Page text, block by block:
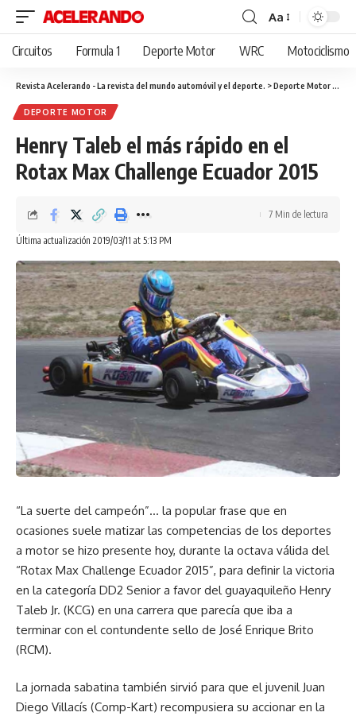
Cambiar
tamaño
fuente
Aa
Circuitos Formula 1 Deporte Motor WRC Motociclismo
Revista Acelerando - La revista del mundo automóvil y el deporte. >Deporte Motor
DEPORTE MOTOR
Henry Taleb el más rápido en el
Rotax Max Challenge Ecuador 2015
Última actualización 2019/03/11 at 5:13 PM
7 Min de lectura
“La suerte del campeón”… la popular frase que en
ocasiones suele matizar las competencias de los deportes
a motor se hizo presente hoy, durante la octava válida del
“Rotax Max Challenge Ecuador 2015”, para definir la victoria
en la categoría DD2 Senior a favor del guayaquileño Henry
Taleb Jr. (KCG) en una carrera que parecía que iba a
terminar con el contundente sello de José Enrique Brito
(RCM).
La jornada sabatina también sirvió para que el juvenil Juan
Diego Villacís (Comp-Kart) recompusiera su accionar en la